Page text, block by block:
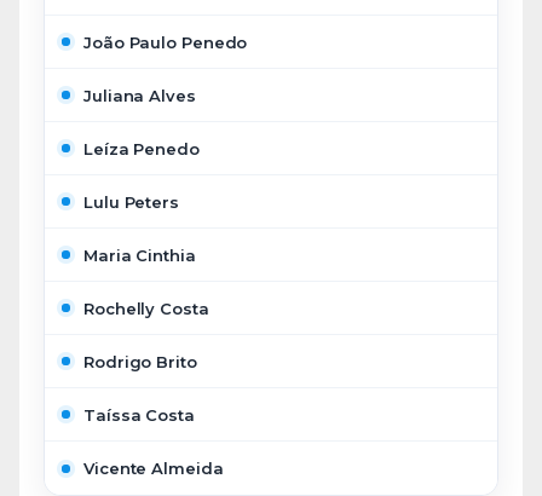
João Paulo Penedo
Juliana Alves
Leíza Penedo
Lulu Peters
Maria Cinthia
Rochelly Costa
Rodrigo Brito
Taíssa Costa
Vicente Almeida